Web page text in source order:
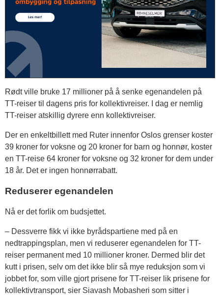
Rødt ville bruke 17 millioner på å senke egenandelen på
TT-reiser til dagens pris for kollektivreiser. I dag er nemlig
TT-reiser atskillig dyrere enn kollektivreiser.
Der en enkeltbillett med Ruter innenfor Oslos grenser koster
39 kroner for voksne og 20 kroner for barn og honnør, koster
en TT-reise 64 kroner for voksne og 32 kroner for dem under
18 år. Det er ingen honnørrabatt.
Reduserer egenandelen
Nå er det forlik om budsjettet.
– Dessverre fikk vi ikke byrådspartiene med på en
nedtrappingsplan, men vi reduserer egenandelen for TT-
reiser permanent med 10 millioner kroner. Dermed blir det
kutt i prisen, selv om det ikke blir så mye reduksjon som vi
jobbet for, som ville gjort prisene for TT-reiser lik prisene for
kollektivtransport, sier Siavash Mobasheri som sitter i